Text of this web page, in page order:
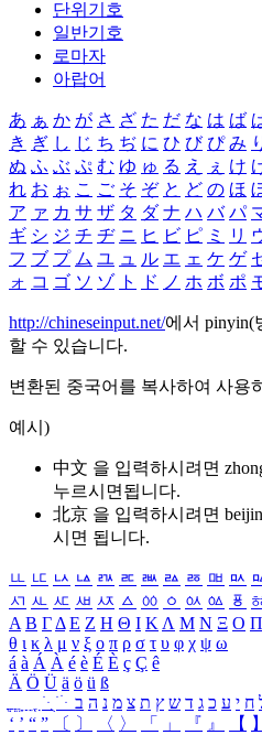
단위기호
일반기호
로마자
아랍어
あ ぁ か が さ ざ た だ な は ば
き ぎ し じ ち ぢ に ひ び ぴ み
ぬ ふ ぶ ぷ む ゆ ゅ る え ぇ け
れ お ぉ こ ご そ ぞ と ど の ほ
ア ァ カ サ ザ タ ダ ナ ハ バ パ
ギ シ ジ チ ヂ ニ ヒ ビ ピ ミ リ
フ ブ プ ム ユ ュ ル エ ェ ケ ゲ
ォ コ ゴ ソ ゾ ト ド ノ ホ ボ ポ
http://chineseinput.net/에서 pinyin(
할 수 있습니다.
변환된 중국어를 복사하여 사용
예시)
中文 을 입력하시려면
누르시면됩니다.
北京 을 입력하시려면
시면 됩니다.
ㅥ ㅦ ㅧ ㅨ ㅩ ㅪ ㅫ ㅬ ㅭ ㅮ ㅯ
ㅺ ㅻ ㅼ ㅽ ㅾ ㅿ ㆀ ㆁ ㆂ ㆃ ㆄ
Α Β ΓΔ Ε Ζ Η Θ Ι ΚΛ Μ Ν Ξ Ο Π
θ ι κ λ μ ν ξ ο π ρ σ τ υ φ χ ψ ω
á à Á À é è É È ç Ç ê
Ä Ö Ü ä ö ü ß
ִֶֹ ֻּ ׁׂ ח י ע כ ג ד ש ץ ת צ מ נ ה ב
‘ ’ “ ” 〔 〕 〈 〉 「 」 『 』 【 】